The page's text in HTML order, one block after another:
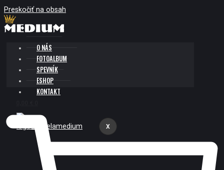
Preskočiť na obsah
O NÁS
FOTOALBUM
SPEVNÍK
ESHOP
KONTAKT
X